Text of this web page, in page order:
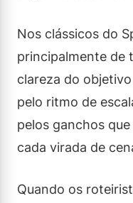
Nos clássicos do
principalmente de
clareza do
pelo ritmo de
pelos ganchos
cada virada de
Quando os